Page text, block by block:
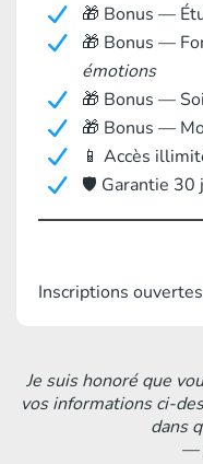
🎁 Bonus —
🎁 Bonus —
émotions
🎁 Bonus —
🎁 Bonus —
📱 Accès
🛡️ Garantie 30
Inscriptions
Je suis honoré que
vos informations ci-
dans
—